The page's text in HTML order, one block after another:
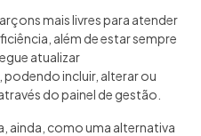
mais livres para atender
além de estar sempre
atualizar
incluir, alterar ou
do painel de gestão.
ainda, como uma alternativa